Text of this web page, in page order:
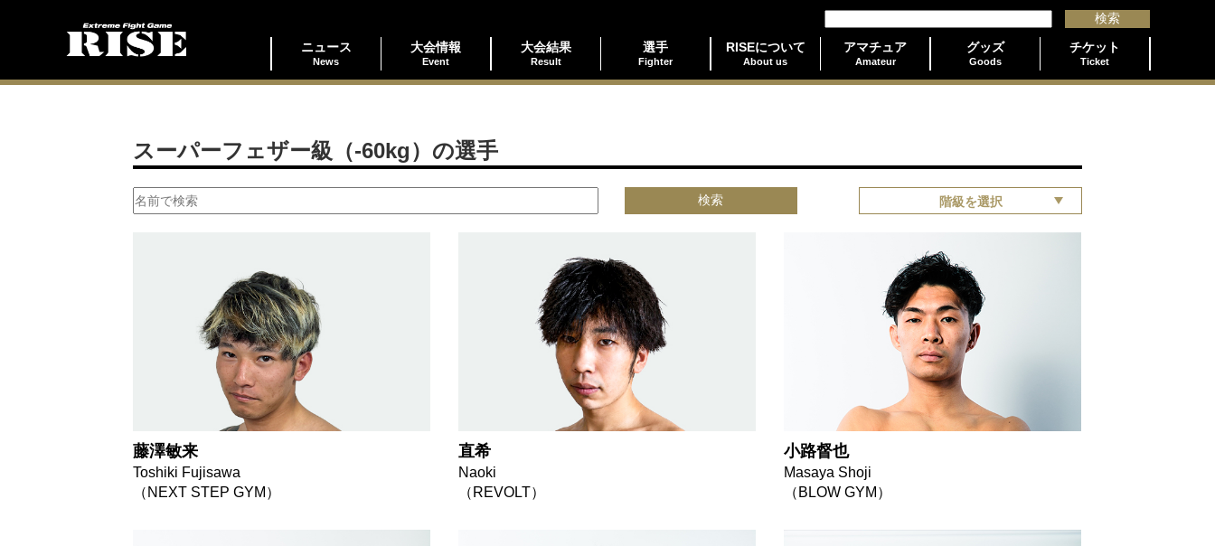
ニュース
News
大会情報
Event
大会結果
Result
選手
Fighter
RISEについて
About us
アマチュア
Amateur
グッズ
Goods
チケット
Ticket
スーパーフェザー級（-60kg）の選手
検索 階級を選択
藤澤敏来
Toshiki Fujisawa
（NEXT STEP GYM）
直希
Naoki
（REVOLT）
小路督也
Masaya Shoji
（BLOW GYM）